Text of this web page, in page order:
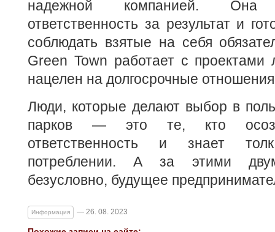
надежной компанией.
ответственность за результат и
соблюдать взятые на себя
Green Town работает с
нацелен на долгосрочные
Люди, которые делают выбор в
парков — это те, кто
ответственность и знает
потреблении. А за этими
безусловно, будущее
Информация — 26. 08. 2023